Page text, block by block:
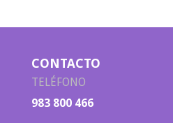
CONTACTO
TELÉFONO
983 800 466